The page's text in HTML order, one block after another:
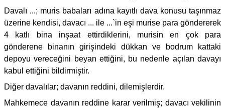
Davalı ...; muris babaları adına kayıtlı dava konusu taşınmaz
üzerine kendisi, davacı ... ile ...`in eşi murise para göndererek
4 katlı bina inşaat ettirdiklerini, murisin en çok para
gönderene binanın girişindeki dükkan ve bodrum kattaki
depoyu vereceğini beyan ettiğini, bu nedenle açılan davayı
kabul ettiğini bildirmiştir.
Diğer davalılar; davanın reddini, dilemişlerdir.
Mahkemece davanın reddine karar verilmiş; davacı vekilinin